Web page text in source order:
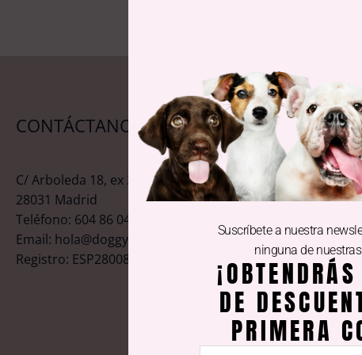
CONTÁCTANOS
C/ Arboleda 18, ex 339.
28031 Madrid
Teléfono: 604 86 04 23
Email: hola@doggytreats.es
Registro: ESP2800827
DE INTERÉS
Aviso legal
Guía de compras
Política de envíos
Ley de protección
Suscríbete a nuestra
ninguna de
DE
PRIMERA